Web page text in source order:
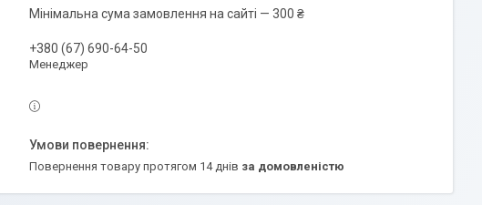
Мінімальна сума замовлення на сайті — 300 ₴
+380 (67) 690-64-50
Менеджер
повернення товару протягом 14 днів за домовленістю